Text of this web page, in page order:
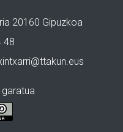
20160 Gipuzkoa
48